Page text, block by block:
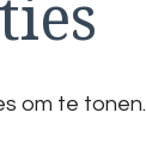
om te tonen.